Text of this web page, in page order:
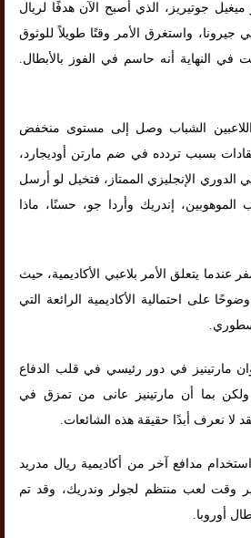
ميغيل جوتيريز، الذي أصبح الآن هدفًا لريال
جيرونا، واستغرق الأمر وقتًا طويلاً للوثوق
في النهاية أنه حاسم في الفوز بالأبطال.
الشباب وصل إلى مستوى منخفض
بسبب تردده في ضم مارتن أوديجارد،
الدوري الإنجليزي الممتاز، فتخيل لو أرسل
الموهوبين، إندريك وأردا جو، حسنًا، ماذا
يتعلق الأمر بلاعبي الأكاديمية، حيث
على احتمالية الأكاديمية الرائعة التي
مارتينيز في دور رئيسي في قلب الدفاع
بما أن مارتينيز عانى من تمزق في
لا نعرف أبدًا حقيقة هذه الشائعات.
مدافع آخر من أكاديمية ريال مدريد
وقت لعب منتظم لجولر وندريك، وقد تم
أوروبا.